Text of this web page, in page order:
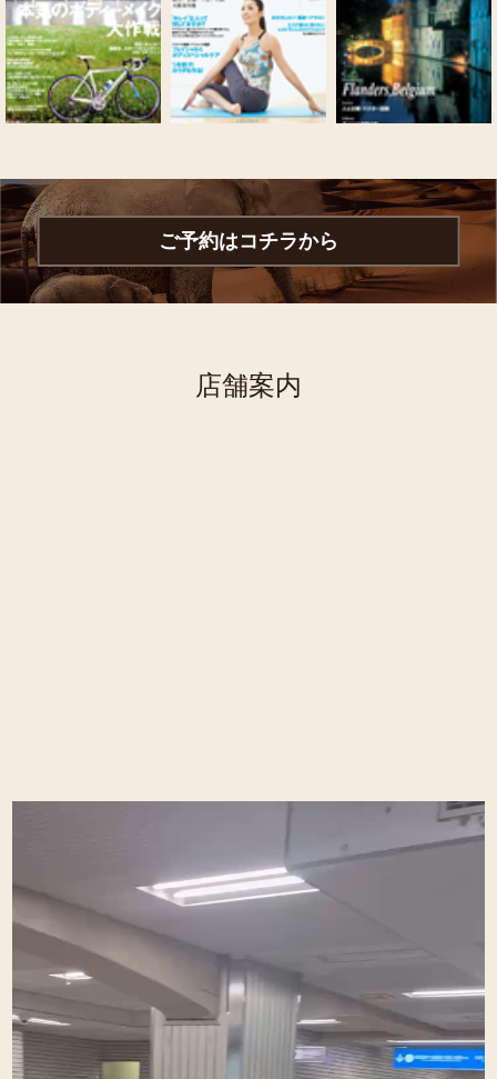
ご予約はコチラから
店舗案内